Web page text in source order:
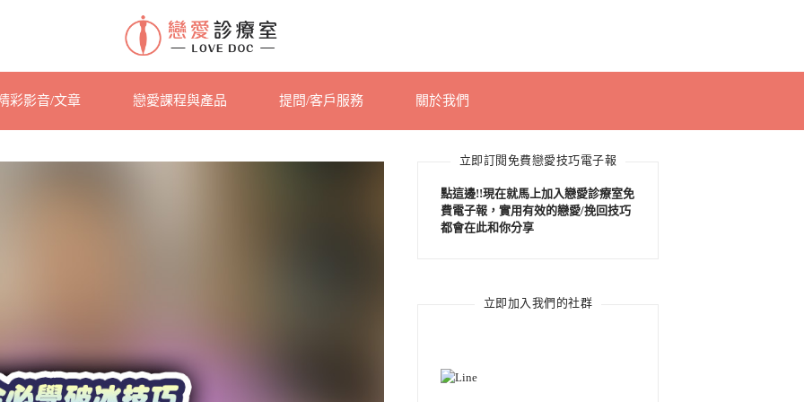
彩影音/文章 戀愛課程與產品 提問/客戶服務 關於我們
立即訂閱免費戀愛技巧電子報
點這邊!!現在就馬上加入戀愛診療室免
費電子報，實用有效的戀愛/挽回技巧
都會在此和你分享
立即加入我們的社群